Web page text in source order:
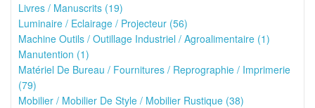
Livres / Manuscrits (19)
Luminaire / Eclairage / Projecteur (56)
Machine Outils / Outillage Industriel / Agroalimentaire (1)
Manutention (1)
Matériel De Bureau / Fournitures / Reprographie / Imprimerie
(79)
Mobilier / Mobilier De Style / Mobilier Rustique (38)